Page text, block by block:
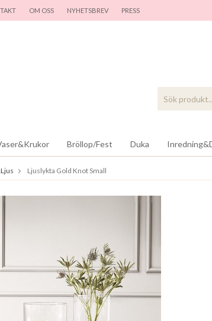
OM OSS NYHETSBREV PRESS
Bröllop/Fest Duka
Ljuslykta Gold Knot Small